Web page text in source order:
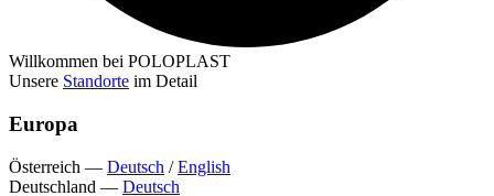
Willkommen bei POLOPLAST
Unsere Standorte im Detail
Europa
Österreich — Deutsch /English
Deutschland — Deutsch